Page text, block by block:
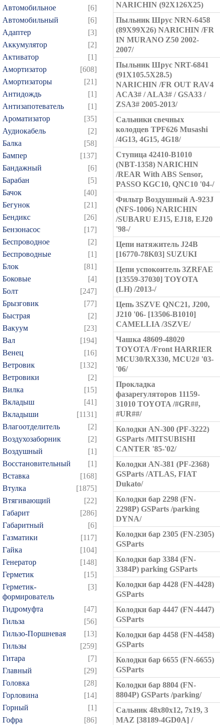
Автомобильное
[6]
Автомобильный
[6]
Адаптер
[3]
Аккумулятор
[2]
Активатор
[1]
Амортизатор
[608]
Амортизаторы
[21]
Антидождь
[1]
Антизапотеватель
[1]
Ароматизатор
[35]
Аудиокабель
[2]
Балка
[58]
Бампер
[137]
Бандажный
[6]
Барабан
[5]
Бачок
[40]
Бегунок
[21]
Бендикс
[26]
Бензонасос
[17]
Беспроводное
[2]
Беспроводные
[1]
Блок
[81]
Боковые
[4]
Болт
[247]
Брызговик
[77]
Быстрая
[2]
Вакуум
[23]
Вал
[194]
Венец
[16]
Ветровик
[132]
Ветровики
[2]
Вилка
[15]
Вкладыш
[41]
Вкладыши
[1131]
Влагоотделитель
[2]
Воздухозаборник
[2]
Воздушный
[1]
Восстановительный
[1]
Вставка
[168]
Втулка
[1875]
Втягивающий
[22]
Габарит
[286]
Габаритный
[6]
Газматики
[117]
Гайка
[104]
Генератор
[148]
Герметик
[15]
Герметик-
формирователь
[3]
Гидромуфта
[47]
Гильза
[56]
Гильзо-Поршневая
[13]
Гильзы
[259]
Гитара
[7]
Главный
[29]
Головка
[28]
Горловина
[14]
Горный
[1]
Гофра
[86]
NARICHIN (92X126X25)
Пыльник Шрус NRN-6458
(89X99X26) NARICHIN /FR
IN MURANO Z50 2002-
2007/
Пыльник Шрус NRT-6841
(91X105.5X28.5)
NARICHIN /FR OUT RAV4
ACA3# / ALA3# / GSA33 /
ZSA3# 2005-2013/
Сальники свечных
колодцев TPF626 Musashi
/4G13, 4G15, 4G18/
Ступица 42410-B1010
(NBT-1358) NARICHIN
/REAR With ABS Sensor,
PASSO KGC10, QNC10 '04-/
Фильтр Воздушный A-923J
(NFS-1006) NARICHIN
/SUBARU EJ15, EJ18, EJ20
'98-/
Цепи натяжитель J24B
[16770-78K03] SUZUKI
Цепи успокоитель 3ZRFAE
[13559-37030] TOYOTA
(LH) /2013-/
Цепь 3SZVE QNC21, J200,
J210 '06- [13506-B1010]
CAMELLIA /3SZVE/
Чашка 48609-48020
TOYOTA /Front HARRIER
MCU30/RX330, MCU2# '03-
'06/
Прокладка
фазарегуляторов 11159-
31010 TOYOTA /#GR##,
#UR##/
Колодки AN-300 (PF-3222)
GSParts /MITSUBISHI
CANTER '85-'02/
Колодки AN-381 (PF-2368)
GSParts /ATLAS, FIAT
Dukato/
Колодки бар 2298 (FN-
2298P) GSParts /parking
DYNA/
Колодки бар 2305 (FN-2305)
GSParts
Колодки бар 3384 (FN-
3384P) parking GSParts
Колодки бар 4428 (FN-4428)
GSParts
Колодки бар 4447 (FN-4447)
GSParts
Колодки бар 4458 (FN-4458)
GSParts
Колодки бар 6655 (FN-6655)
GSParts
Колодки бар 8804 (FN-
8804P) GSParts /parking/
Сальник 48x80x12, 7x19, 3
MAZ [38189-4GD0A] /